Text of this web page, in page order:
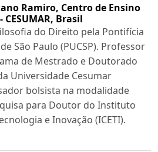
Ramiro, Centro de Ensino
Brasil
do Direito pela Pontifícia
São Paulo (PUCSP). Professor
de Mestrado e Doutorado
Universidade Cesumar
bolsista na modalidade
para Doutor do Instituto
e Inovação (ICETI).